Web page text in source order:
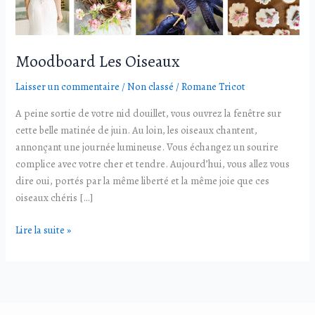
Moodboard Les Oiseaux
Laisser un commentaire /Non classé /Romane Tricot
A peine sortie de votre nid douillet, vous ouvrez la fenêtre sur
cette belle matinée de juin. Au loin, les oiseaux chantent,
annonçant une journée lumineuse. Vous échangez un sourire
complice avec votre cher et tendre. Aujourd’hui, vous allez vous
dire oui, portés par la même liberté et la même joie que ces
oiseaux chéris […]
Lire la suite »